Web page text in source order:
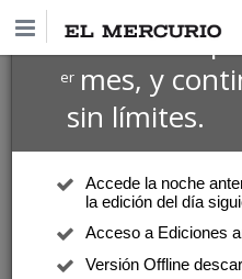
Suscríbete por
ermes, y
sin límites.
Accede la noche
la edición del día
Acceso a Ediciones
Versión Offline